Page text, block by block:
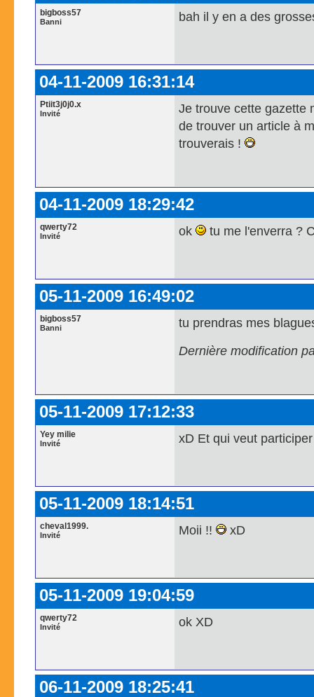
bigboss57
Banni bah il y en a des
04-11-2009 16:31:14
Ptiit3j0j0.x
Invité
Je trouve cette gazette
de trouver un article à
trouverais !
04-11-2009 18:29:42
qwerty72
Invité ok tu me l'enverra ?
05-11-2009 16:49:02
bigboss57
Banni
tu prendras mes
Dernière modification
05-11-2009 17:12:33
Yey milie
Invité xD Et qui veut
05-11-2009 18:14:51
cheval1999.
Invité Moii !! xD
05-11-2009 19:04:59
qwerty72
Invité ok XD
06-11-2009 18:25:41